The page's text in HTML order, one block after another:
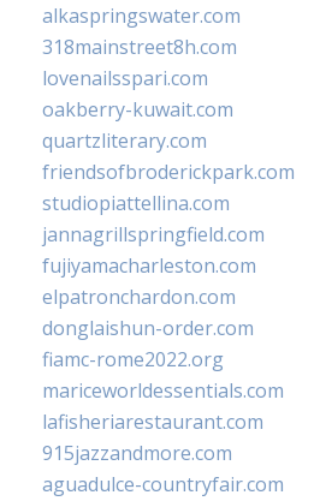
alkaspringswater.com
318mainstreet8h.com
lovenailsspari.com
oakberry-kuwait.com
quartzliterary.com
friendsofbroderickpark.com
studiopiattellina.com
jannagrillspringfield.com
fujiyamacharleston.com
elpatronchardon.com
donglaishun-order.com
fiamc-rome2022.org
mariceworldessentials.com
lafisheriarestaurant.com
915jazzandmore.com
aguadulce-countryfair.com